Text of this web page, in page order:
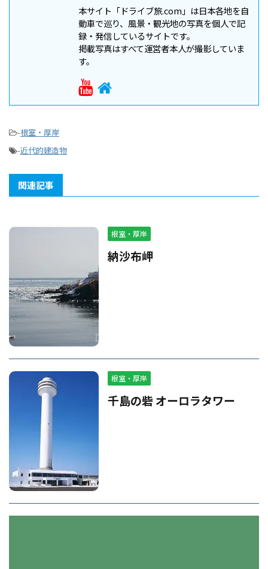
本サイト「ドライブ旅.com」は日本各地を自
動車で巡り、風景・観光地の写真を個人で記
録・発信しているサイトです。
掲載写真はすべて運営者本人が撮影していま
す。
-根室・厚岸
-近代的建造物
関連記事
根室・厚岸
納沙布岬
根室・厚岸
千島の砦 オーロラタワー